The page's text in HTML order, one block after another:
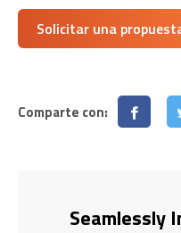
Solicitar una
Comparte con:
Seamlessly